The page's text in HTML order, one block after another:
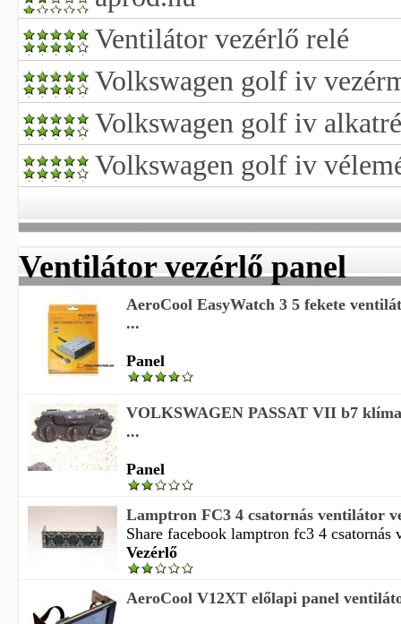
Ventilátor vezérlő relé
Volkswagen golf iv
Volkswagen golf iv
Volkswagen golf iv
Ventilátor vezérlő panel
AeroCool EasyWatch 3 5 fekete
...
Panel
VOLKSWAGEN PASSAT VII b7
...
Panel
Lamptron FC3 4 csatornás ventilátor
Share facebook lamptron fc3 4
Vezérlő
AeroCool V12XT előlapi panel